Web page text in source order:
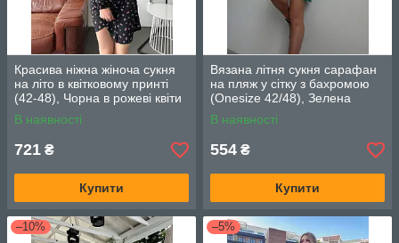
Красива ніжна жіноча сукня
на літо в квітковому принті
(42-48), Чорна в рожеві квіти
В наявності
721 ₴
Купити
Вязана літня сукня сарафан
на пляж у сітку з бахромою
(Onesize 42/48), Зелена
В наявності
554 ₴
Купити
–10% –5%